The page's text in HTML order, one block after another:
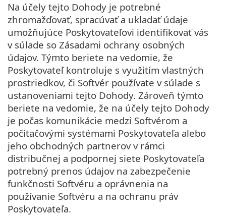
Na účely tejto Dohody je potrebné
zhromažďovať, spracúvať a ukladať údaje
umožňujúce Poskytovateľovi identifikovať vás
v súlade so Zásadami ochrany osobných
údajov. Týmto beriete na vedomie, že
Poskytovateľ kontroluje s využitím vlastných
prostriedkov, či Softvér používate v súlade s
ustanoveniami tejto Dohody. Zároveň týmto
beriete na vedomie, že na účely tejto Dohody
je počas komunikácie medzi Softvérom a
počítačovými systémami Poskytovateľa alebo
jeho obchodných partnerov v rámci
distribučnej a podpornej siete Poskytovateľa
potrebný prenos údajov na zabezpečenie
funkčnosti Softvéru a oprávnenia na
používanie Softvéru a na ochranu práv
Poskytovateľa.